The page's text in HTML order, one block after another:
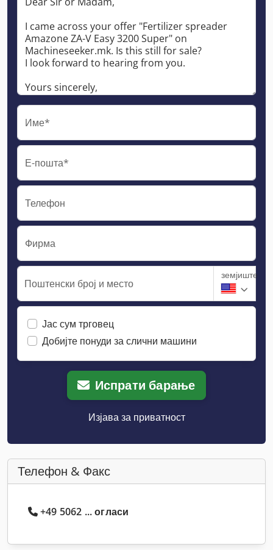
Име*
Е-пошта*
Телефон
Фирма
Поштенски број и место
земјиште
Јас сум трговец
Добијте понуди за слични машини
Испрати барање
Изјава за приватност
Телефон & Факс
+49 5062 ... огласи